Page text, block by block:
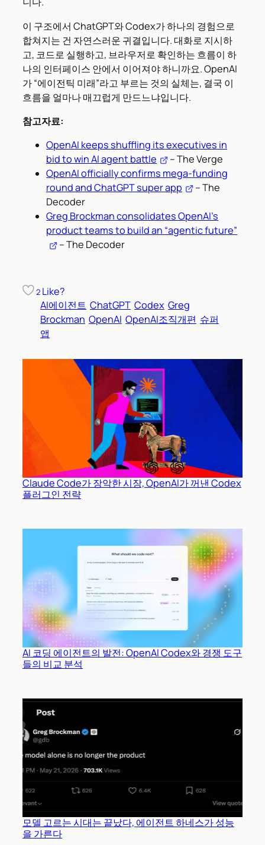
이 구조에서 ChatGPT와 Codex가 하나의 경험으로
합쳐지는 건 자연스러운 귀결입니다. 대화로 지시하
고, 코드로 실행하고, 브라우저로 확인하는 흐름이 하
나의 인터페이스 안에서 이어져야 하니까요. OpenAI
가 “에이전틱 미래”라고 부르는 것의 실체는, 결국 이
흐름을 얼마나 매끄럽게 만드느냐입니다.
참고자료:
OpenAI keeps shuffling its executives in
bid to win AI agent battle
– The Verge
OpenAI officially confirms mega-funding
round and ChatGPT super app
– The
Decoder
Greg Brockman consolidates OpenAI’s
product teams to build an “agentic future”
– The Decoder
2 Like?
AI에이전트 ChatGPT Codex Greg
Brockman OpenAI OpenAI조직개편 슈퍼
앱
Claude Code가 장악한 시장, OpenAI가 꺼낸 Codex
플러그인 전략
AI 코딩 에이전트의 발전: OpenAI Codex와 경쟁 도구
들의 비교 분석
모델 고르는 시대는 끝났다, 에이전트 하네스가 성능
을 가른다